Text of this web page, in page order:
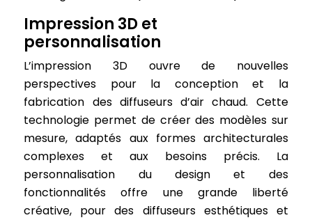
Impression 3D et
personnalisation
L’impression 3D ouvre de nouvelles
perspectives pour la conception et la
fabrication des diffuseurs d’air chaud. Cette
technologie permet de créer des modèles sur
mesure, adaptés aux formes architecturales
complexes et aux besoins précis. La
personnalisation du design et des
fonctionnalités offre une grande liberté
créative, pour des diffuseurs esthétiques et